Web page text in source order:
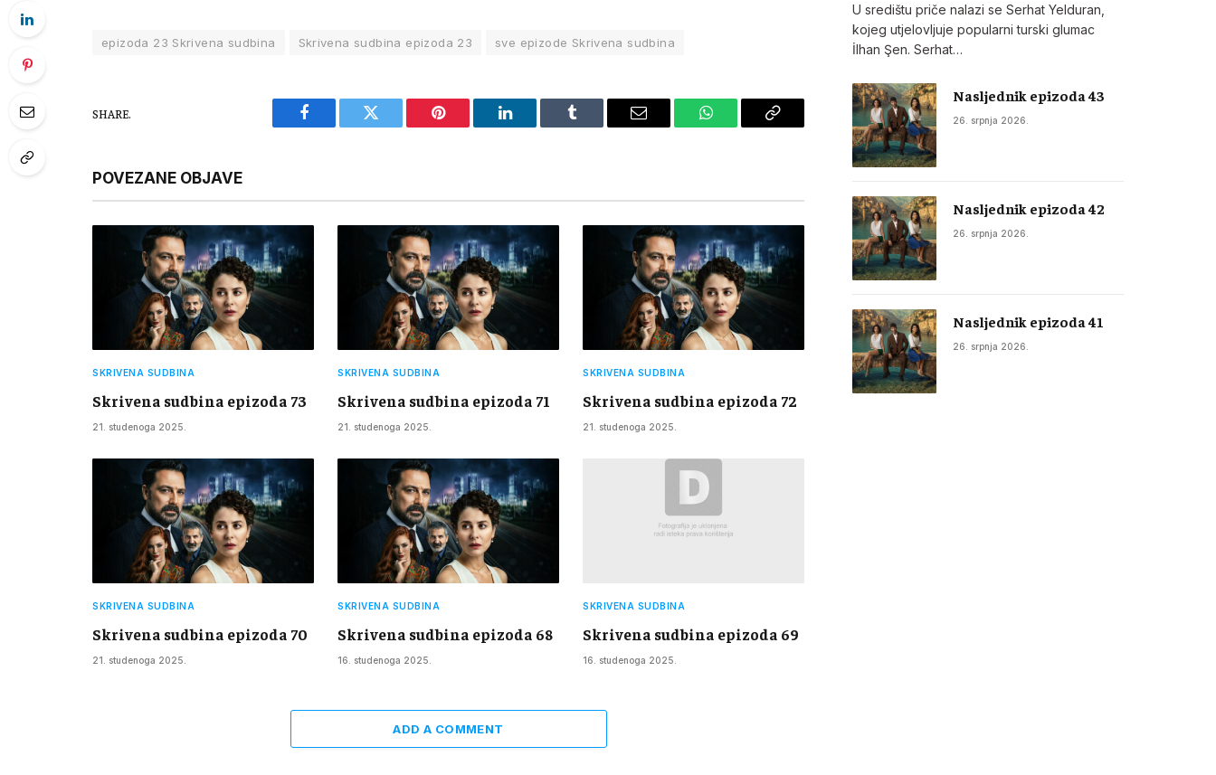
epizoda 23 Skrivena sudbina Skrivena sudbina epizoda 23 sve epizode Skrivena sudbina
SHARE.
Facebook Twitter Pinterest LinkedIn Tumblr Email WhatsAppCopy
POVEZANE OBJAVE
SKRIVENA SUDBINA
Skrivena sudbina epizoda 73
21. studenoga 2025.
SKRIVENA SUDBINA
Skrivena sudbina epizoda 71
21. studenoga 2025.
SKRIVENA SUDBINA
Skrivena sudbina epizoda 72
21. studenoga 2025.
SKRIVENA SUDBINA
Skrivena sudbina epizoda 70
21. studenoga 2025.
SKRIVENA SUDBINA
Skrivena sudbina epizoda 68
16. studenoga 2025.
SKRIVENA SUDBINA
Skrivena sudbina epizoda 69
16. studenoga 2025.
ADD A COMMENT
U središtu priče nalazi se Serhat Yelduran,
kojeg utjelovljuje popularni turski glumac
İlhan Şen. Serhat…
Nasljednik epizoda 43
26. srpnja 2026.
Nasljednik epizoda 42
26. srpnja 2026.
Nasljednik epizoda 41
26. srpnja 2026.